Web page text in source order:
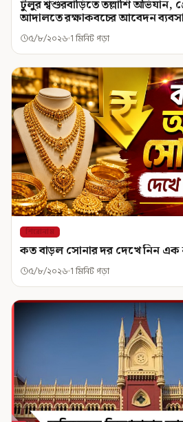
টুলুর শ্বশুরবাড়িতে তল্লাশি অভিযান,
আদালতে রক্ষাকবচের আবেদন
৫/৮/২০২৬ 1 মিনিট পড়া
শিরোনাম
কত বাড়ল সোনার দর দেখে নিন
৫/৮/২০২৬ 1 মিনিট পড়া